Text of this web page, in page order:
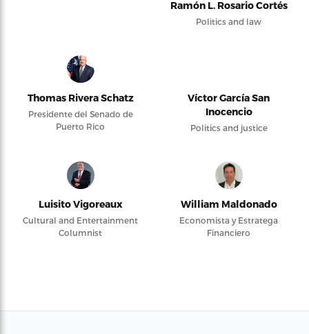
Ramón L. Rosario Cortés
Politics and law
Thomas Rivera Schatz
Presidente del Senado de
Puerto Rico
Víctor García San
Inocencio
Politics and justice
Luisito Vigoreaux
Cultural and Entertainment
Columnist
William Maldonado
Economista y Estratega
Financiero